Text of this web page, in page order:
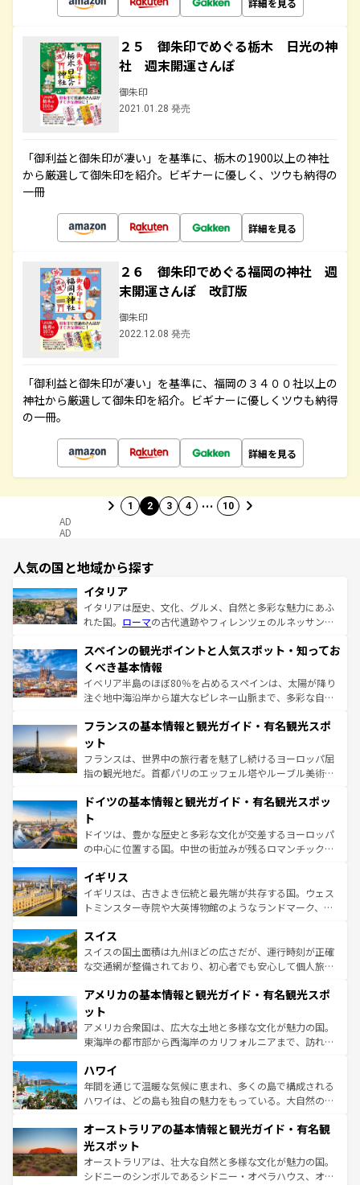
２５ 御朱印でめぐる栃木 日光の神
社 週末開運さんぽ
御朱印
2021.01.28 発売
「御利益と御朱印が凄い」を基準に、栃木の1900以上の神社
から厳選して御朱印を紹介。ビギナーに優しく、ツウも納得の
一冊
詳細を見る
２６ 御朱印でめぐる福岡の神社 週
末開運さんぽ 改訂版
御朱印
2022.12.08 発売
「御利益と御朱印が凄い」を基準に、福岡の３４００社以上の
神社から厳選して御朱印を紹介。ビギナーに優しくツウも納得
の一冊。
詳細を見る
1 2 3 4 … 10
AD
AD
人気の国と地域から探す
イタリア
イタリアは歴史、文化、グルメ、自然と多彩な魅力にあふ
れた国。 ローマの古代遺跡やフィレンツェのルネッサンス
ろん、トスカーナの美しい田園風景やアマルフィ海岸の絶
景など、自然景観も見逃せない。観光の合間には、本場の
ピザやパスタなど、絶品のイタリア料理を堪能することも
できる。朝目覚めてから夜眠るまで、すべての瞬間を楽し
なお、新着のイタリア情報はコンテンツ一覧を参照してほ
しい。
スペインの観光ポイントと人気スポット・知ってお
くべき基本情報
イベリア半島のほぼ80％を占めるスペインは、太陽が降り
注ぐ地中海沿岸から雄大なピレネー山脈まで、多彩な自然
文化が根付くこの国では、情熱的なフラメンコ、熱気あふ
れる闘牛、そして美味しいタパスが生活の一部となってい
る。首都マドリードの洗練された雰囲気や、バルセロナの
アートに溢れた街角から、地方では古代ローマ遺跡や中世
せる。地方によって風土や気候が異なるスペインはその個
ンテンツ一覧 を参照してほしい。
フランスの基本情報と観光ガイド・有名観光スポ
ット
フランスは、世界中の旅行者を魅了し続けるヨーロッパ屈
指の観光地だ。首都パリのエッフェル塔やルーブル美術館
で、幅広い魅力が詰まっている。華麗な宮殿、歴史的な大
聖堂、美しいビーチ、そして豊かな自然が、訪れる者を心
から魅了する。また、フランスは美食の国としても知ら
れ、フランス料理はユネスコ無形文化遺産にも登録されて
香り高いラベンダー畑など、多彩な楽しみ方が可能だ。さ
らに、パリ以外の地域にも魅力が溢れており、どの街角に
も豊かな歴史と文化が息づいている。パリ以外の個性あふ
を参照してほしい。
ドイツの基本情報と観光ガイド・有名観光スポッ
ト
ドイツは、豊かな歴史と多彩な文化が交差するヨーロッパ
の中心に位置する国。中世の街並みが残るロマンチック街
顔を持つこの国は、どこを歩いても飽きることがない。ベ
ルリンの文化的活気、バイエルン州のアルプスの絶景、そ
してライン川沿いのワイン畑といった風景は必見。ビール
は、お酒好きな人にはぜひ体験してほしい。 なお、新着の
ドイツ情報はコンテンツ一覧を参照してほしい。
イギリス
イギリスは、古きよき伝統と最先端が共存する国。ウェス
トミンスター寺院や大英博物館のようなランドマーク、歴
リアごとに異なる魅力がある。また、優雅なアフタヌーン
ティー、ビール好きにはたまらない英国パブ、サッカー観
戦など、本場だからこそできる体験も豊富。イギリスを旅
ンツ一覧を参照してほしい。
スイス
スイスの国土面積は九州ほどの広さだが、運行時刻が正確
な交通網が整備されており、初心者でも安心して個人旅行
の建物がそのまま残る町や、スイスならではのユニークな
博物館もあり、アルプス観光だけでなく町歩きも満喫する
ことができる。国民の所得が高いため物価も高いが、旅行
者向けの交通パス提供のサービスもあり、うまく活用すれ
着のスイス情報は
アメリカの基本情報と観光ガイド・有名観光スポ
ット
アメリカ合衆国は、広大な土地と多様な文化が魅力の国。
東海岸の都市部から西海岸のカリフォルニアまで、訪れる
のような巨大都市は、観光、ショッピング、エンターテイ
ンメントが詰まった刺激的なスポットだ。一方、アメリカ
西部には大自然が広がり、グランドキャニオンやイエロー
部のニューオーリンズでは、音楽と美食が融合した独特の
文化が魅力。旅行者はアメリカの各地域で異なる魅力を楽
しみながら、その多様性と豊かな歴史を感じることができ
るだろう。車でのロードトリップや列車の旅も、アメリカ
ハワイ
年間を通じて温暖な気候に恵まれ、多くの島で構成される
ハワイは、どの島も独自の魅力をもっている。大自然の神
ワイ島は見逃せない。また、定番の観光地といえばオアフ
島だが、静かな自然を求めるならマウイ島やカウアイ島が
おすすめ。エメラルドグリーンに輝く海をはじめ、豊かな
文化や歴史が息づいている。「アロハスピリット」と呼ば
オーストラリアの基本情報と観光ガイド・有名観
光スポット
オーストラリアは、壮大な自然と多様な文化が魅力の国。
シドニーのシンボルであるシドニー・オペラハウス、オー